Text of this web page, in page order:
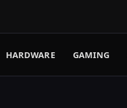
HARDWARE GAMING